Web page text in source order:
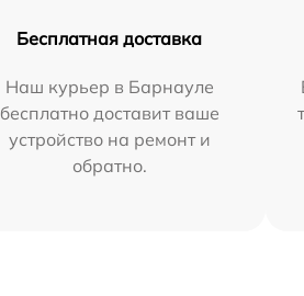
Бесплатная доставка
Наш курьер в Барнауле
бесплатно доставит ваше
устройство на ремонт и
обратно.